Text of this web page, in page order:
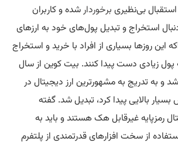
بی‌نظیری برخوردارشده و کاربران
استخراج و تبدیل پول‌های خود به ارزهای
این روزها بسیاری از افراد با خرید و استخراج
پول زیادی دست پیدا کنند. بیت کوین از سال
شد و به تدریج به مشهورترین ارز دیجیتال در
بالایی پیدا کرد، تبدیل شد. گفته
رمزپایه غیرقابل هک هستند و باید به
از سخت افزارهای قدرتمندی از پلتفرم